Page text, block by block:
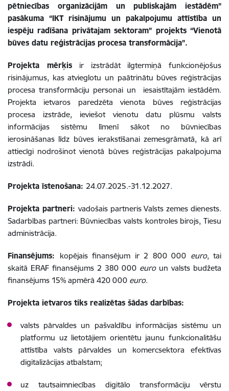
pētniecības organizācijām un publiskajām iestādēm”
pasākuma “IKT risinājumu un pakalpojumu attīstība un
iespēju radīšana privātajam sektoram” projekts “Vienotā
būves datu reģistrācijas procesa transformācija”.
Projekta mērķis ir izstrādāt ilgtermiņā funkcionējošus
risinājumus, kas atvieglotu un paātrinātu būves reģistrācijas
procesa transformāciju personai un iesaistītajām iestādēm.
Projekta ietvaros paredzēta vienota būves reģistrācijas
procesa izstrāde, ieviešot vienotu datu plūsmu valsts
informācijas sistēmu līmenī sākot no būvniecības
ierosināšanas līdz būves ierakstīšanai zemesgrāmatā, kā arī
attiecīgi nodrošinot vienotā būves reģistrācijas pakalpojuma
izstrādi.
Projekta īstenošana: 24.07.2025.-31.12.2027.
Projekta partneri: vadošais partneris Valsts zemes dienests.
Sadarbības partneri: Būvniecības valsts kontroles birojs, Tiesu
administrācija.
Finansējums: kopējais finansējum ir 2 800 000 euro, tai
skaitā ERAF finansējums 2 380 000 euroun valsts budžeta
finansējums 15% apmērā 420 000 euro.
Projekta ietvaros tiks realizētas šādas darbības:
valsts pārvaldes un pašvaldību informācijas sistēmu un
platformu uz lietotājiem orientētu jaunu funkcionalitāšu
attīstība valsts pārvaldes un komercsektora efektīvas
digitalizācijas atbalstam;
uz tautsaimniecības digitālo transformāciju vērstu